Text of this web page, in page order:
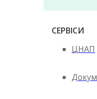
СЕРВІСИ
ЦНАП